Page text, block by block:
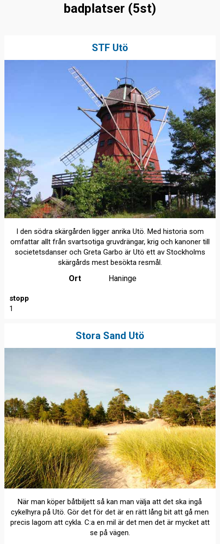
badplatser (5st)
STF Utö
I den södra skärgården ligger anrika Utö. Med historia som
omfattar allt från svartsotiga gruvdrängar, krig och kanoner till
societetsdanser och Greta Garbo är Utö ett av Stockholms
skärgårds mest besökta resmål.
Ort Haninge
stopp
1
Stora Sand Utö
När man köper båtbiljett så kan man välja att det ska ingå
cykelhyra på Utö. Gör det för det är en rätt lång bit att gå men
precis lagom att cykla. C:a en mil är det men det är mycket att
se på vägen.